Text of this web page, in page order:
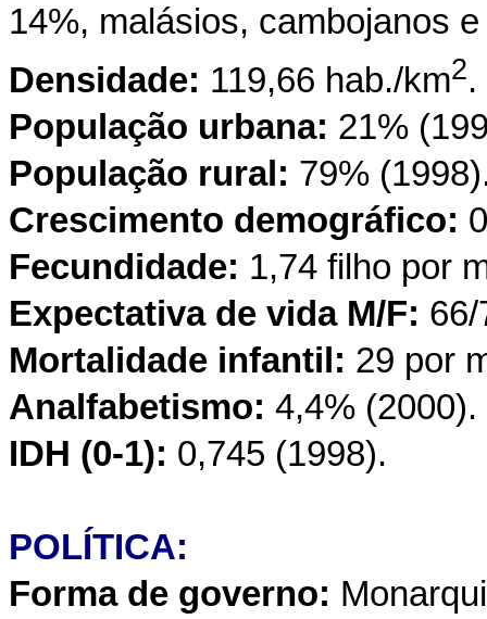
14%, malásios, cambojanos
Densidade: 119,66 hab./km2.
População urbana: 21%
População rural: 79%
Crescimento demográfico:
Fecundidade: 1,74 filho por
Expectativa de vida M/F:
Mortalidade infantil: 29 por
Analfabetismo: 4,4% (2000).
IDH (0-1): 0,745 (1998).
POLÍTICA:
Forma de governo: